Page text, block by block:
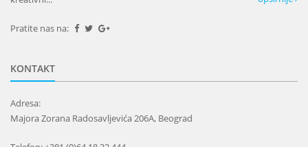
Pratite nas na:
KONTAKT
Adresa:
Majora Zorana Radosavljevića 206A, Beograd